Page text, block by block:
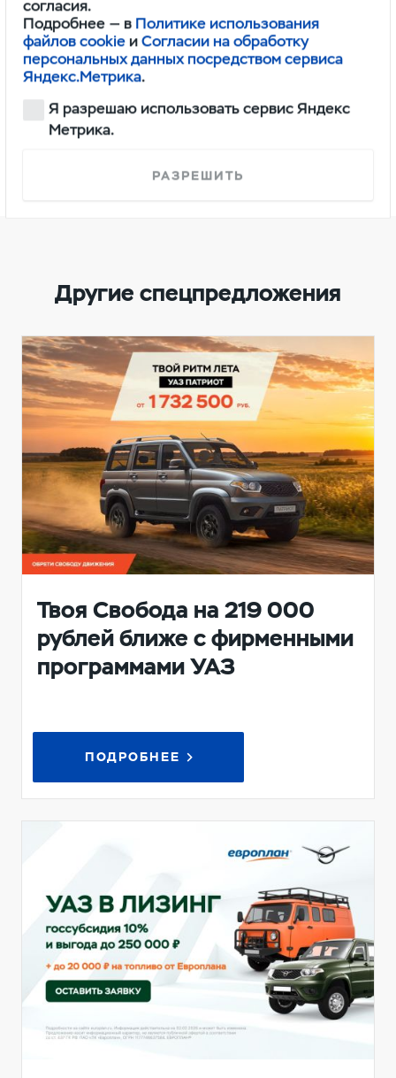
тормозной
системы
500
*- Указана максимальная рекомендованная
цена, итоговую цену уточнять у официального
Другие спецпредложения
Твоя Свобода на 219 000
рублей ближе с фирменными
программами УАЗ
ПОДРОБНЕЕ
согласия.
Подробнее — в Политике использования
файлов cookie иСогласии на обработку
персональных данных посредством сервиса
Яндекс.Метрика.
Я разрешаю использовать сервис Яндекс
Метрика.
РАЗРЕШИТЬ